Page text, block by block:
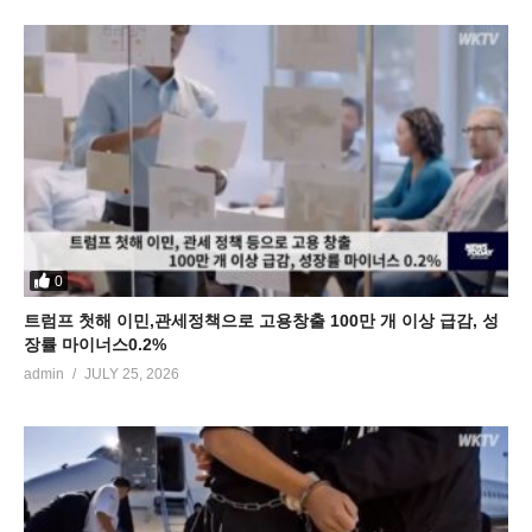
0
트럼프 첫해 이민,관세정책으로 고용창출 100만 개 이상 급감, 성
장률 마이너스0.2%
admin JULY 25, 2026